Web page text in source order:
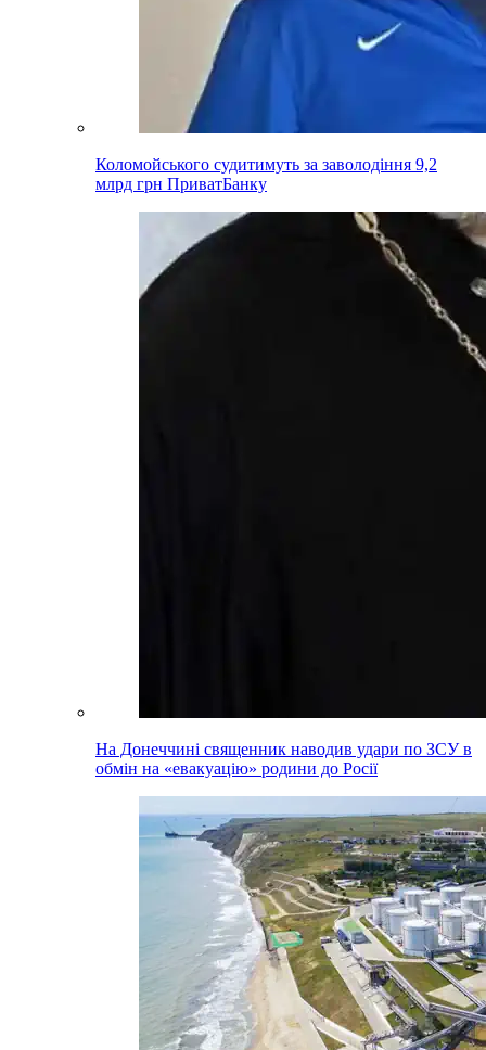
Коломойського судитимуть за заволодіння 9,2
млрд грн ПриватБанку
На Донеччині священник наводив удари по ЗСУ в
обмін на «евакуацію» родини до Росії